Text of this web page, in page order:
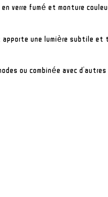
verre fumé et monture
apporte une lumière subtile
ou combinée avec